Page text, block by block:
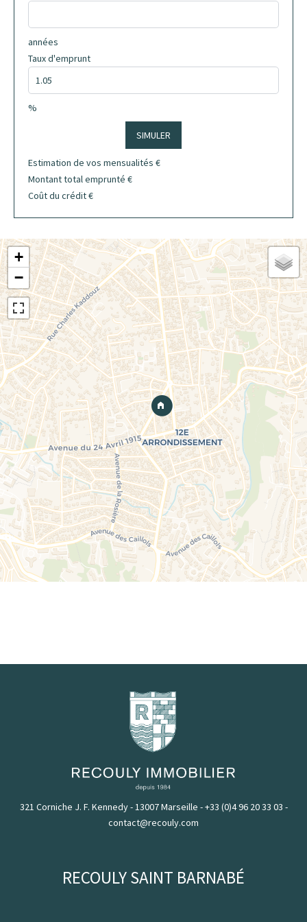
années
Taux d'emprunt
%
SIMULER
Estimation de vos mensualités €
Montant total emprunté €
Coût du crédit€
+
−
321 Corniche J. F. Kennedy - 13007 Marseille -+33 (0)4 96 20 33 03 -
contact@recouly.com
RECOULY SAINT BARNABÉ